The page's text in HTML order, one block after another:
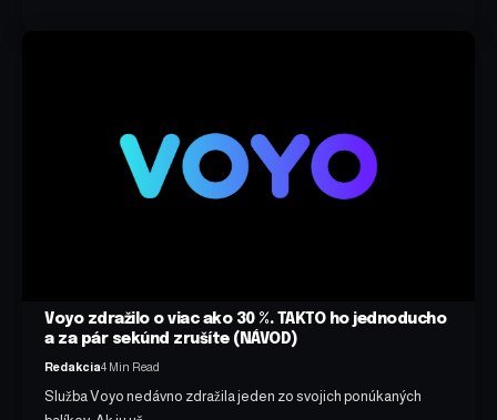
Voyo zdražilo o viac ako 30 %. TAKTO ho jednoducho
a za pár sekúnd zrušíte (NÁVOD)
Redakcia4 Min Read
Služba Voyo nedávno zdražila jeden zo svojich ponúkaných